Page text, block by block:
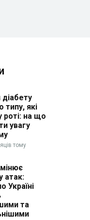
типу, які
роті: на що
увагу
тому
атак:
Україні
та